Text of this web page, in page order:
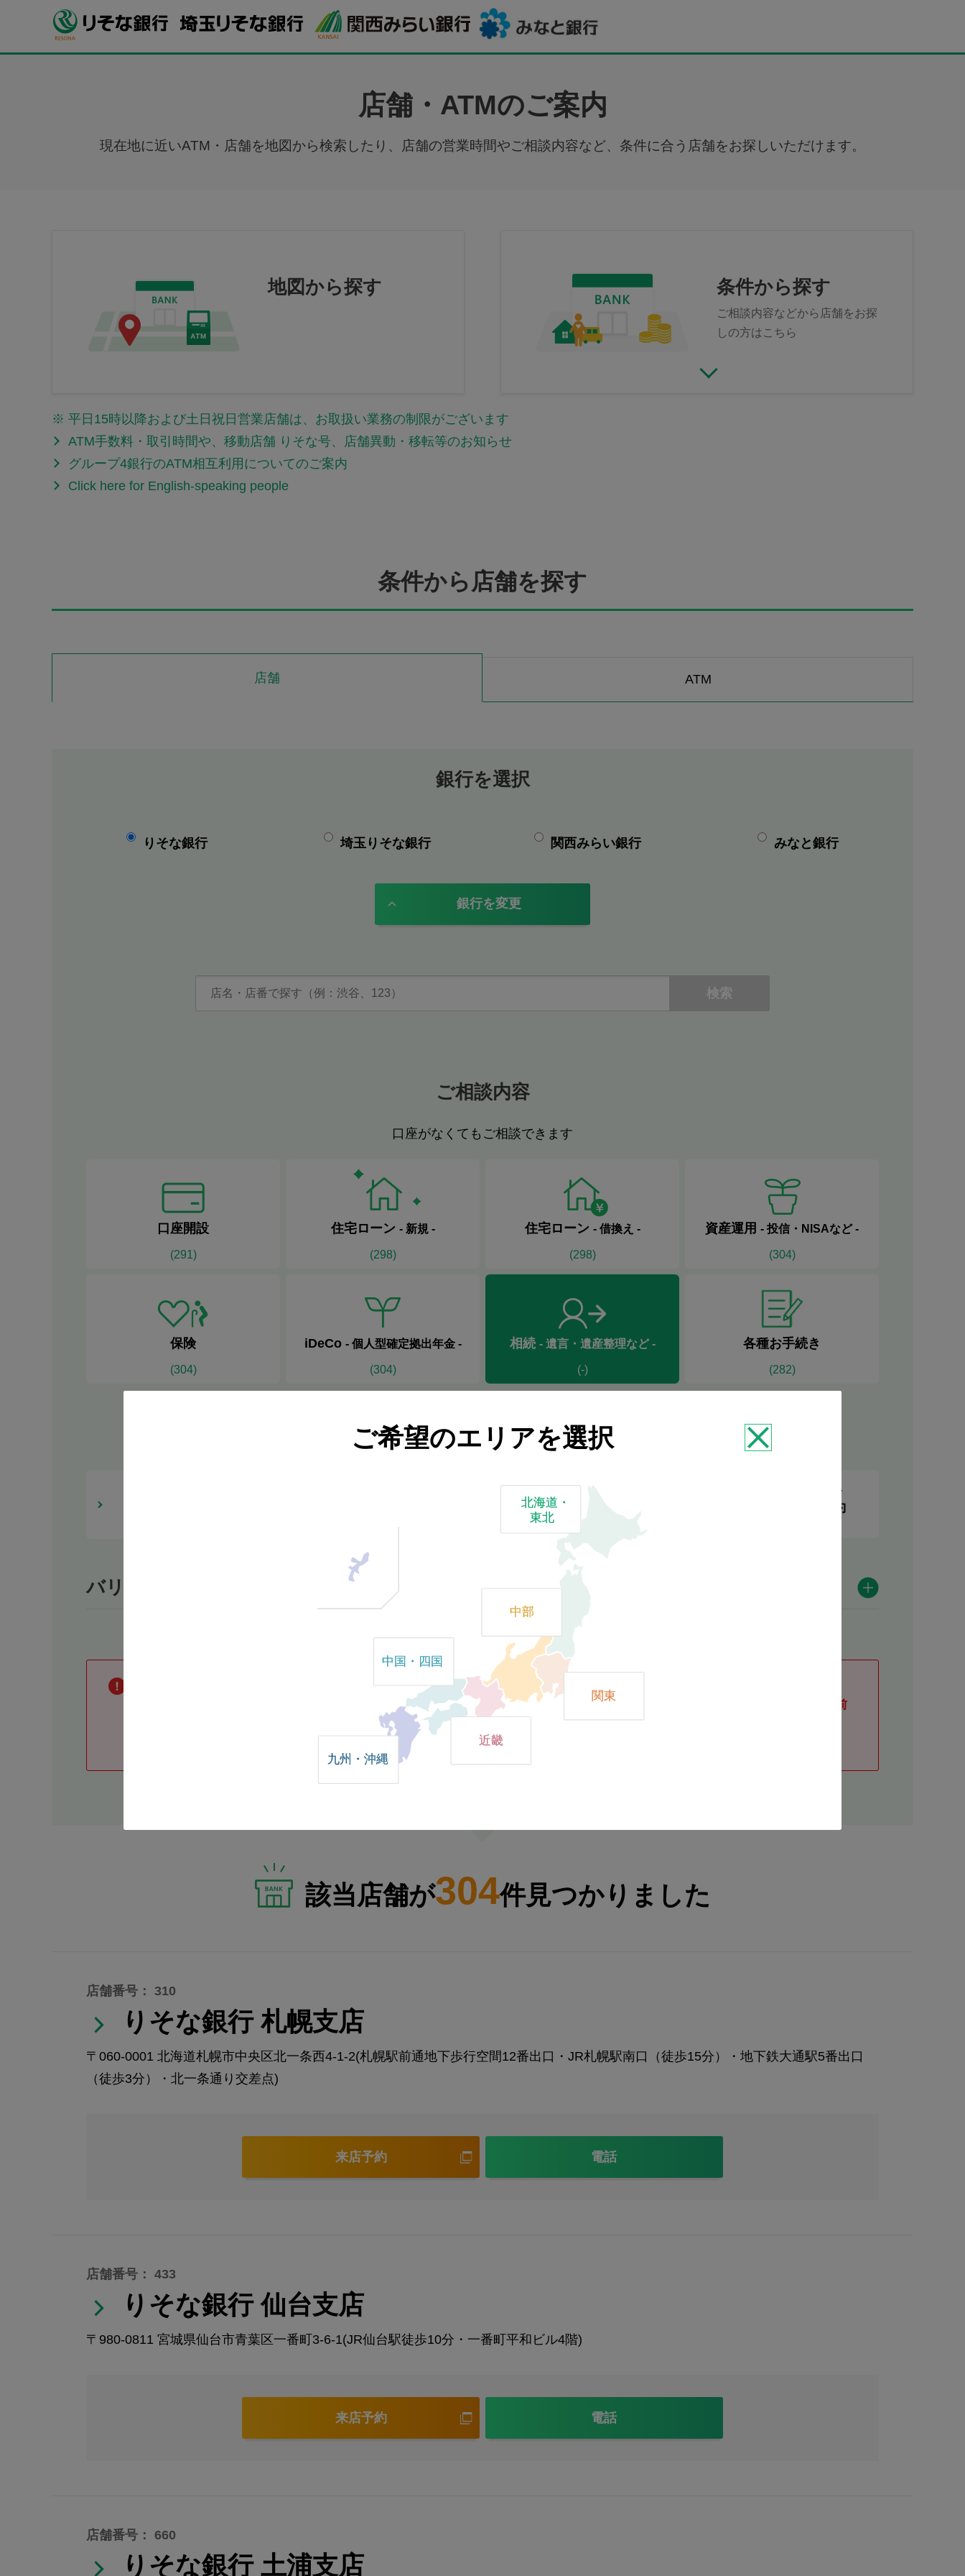
店舗・ATMのご案内
現在地に近いATM・店舗を地図から検索したり、店舗の営業時間やご相談内容など、条件に合う店舗をお探しいただけます。
地図から探す 条件から探す
ご相談内容などから店舗をお探
しの方はこちら
※ 平日15時以降および土日祝日営業店舗は、お取扱い業務の制限がございます
ATM手数料・取引時間や、移動店舗 りそな号、店舗異動・移転等のお知らせ
グループ4銀行のATM相互利用についてのご案内
Click here for English-speaking people
条件から店舗を探す
店舗 ATM
銀行を選択
りそな銀行 埼玉りそな銀行 関西みらい銀行 みなと銀行
銀行を変更
ご相談内容
口座がなくてもご相談できます
口座開設
(291)
住宅ローン - 新規 -
(298)
住宅ローン - 借換え -
(298)
資産運用 - 投信・NISAなど-
(304)
保険
(304)
iDeCo - 個人型確定拠出年金-
(304)
相続 - 遺言・遺産整理など-
(-)
各種お手続き
(282)
ご来店日
土・日・祝日
(21)
特徴
来店予約
バリアフリー設備等
時以降の営業については不定期の場合がございますので、各店舗情報の内容をご確認の上、ご予約・ご来店ください。
また掲載中の「セミナー・相談会」は、中止 または 開催時間を変更する場合がございますので、事前にご予約の上、ご来店ください（事前
該当店舗が304件見つかりました
店舗番号： 310
りそな銀行 札幌支店
〒060-0001 北海道札幌市中央区北一条西4-1-2(札幌駅前通地下歩行空間12番出口・JR札幌駅南口（徒歩15分）・地下鉄大通駅5番出口
（徒歩3分）・北一条通り交差点)
来店予約 電話
店舗番号： 433
りそな銀行 仙台支店
〒980-0811 宮城県仙台市青葉区一番町3-6-1(JR仙台駅徒歩10分・一番町平和ビル4階)
来店予約 電話
店舗番号： 660
りそな銀行 土浦支店
ご希望のエリアを選択
北海道・
東北
中部
関東
近畿
中国・四国
九州・沖縄